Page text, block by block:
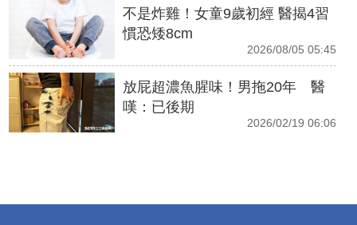
不是炸雞！女童9歲初經 醫揭4習
慣恐矮8cm
2026/08/05 05:45
放屁超濃魚腥味！男拖20年 醫
嘆：已後期
2026/02/19 06:06